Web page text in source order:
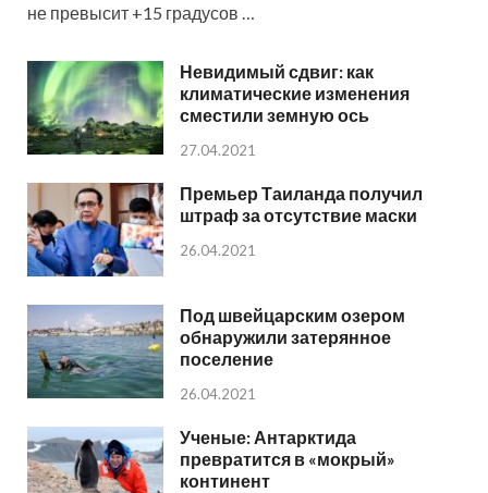
не превысит +15 градусов …
Невидимый сдвиг: как
климатические изменения
сместили земную ось
27.04.2021
Премьер Таиланда получил
штраф за отсутствие маски
26.04.2021
Под швейцарским озером
обнаружили затерянное
поселение
26.04.2021
Ученые: Антарктида
превратится в «мокрый»
континент